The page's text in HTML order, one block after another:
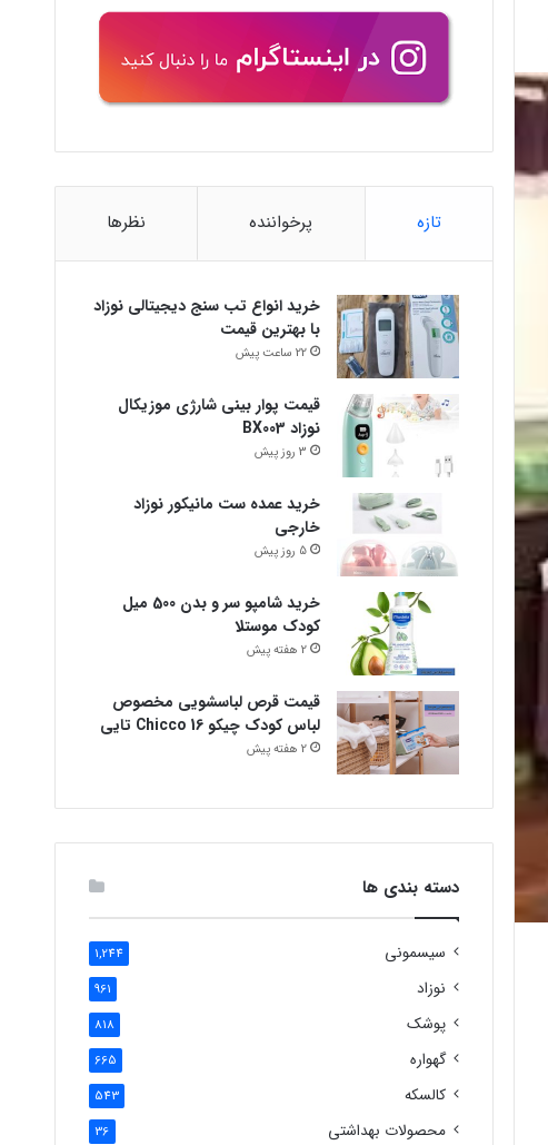
تازه پرخواننده نظرها
خرید انواع تب سنج دیجیتالی نوزاد
با بهترین قیمت
22 ساعت پیش
قیمت پوار بینی شارژی موزیکال
نوزاد BX003
3 روز پیش
خرید عمده ست مانیکور نوزاد
خارجی
5 روز پیش
خرید شامپو سر و بدن 500 میل
کودک موستلا
2 هفته پیش
قیمت قرص لباسشویی مخصوص
لباس کودک چیکو Chicco 16 تایی
2 هفته پیش
دسته بندی ها
سیسمونی 1,244
نوزاد 961
پوشک 818
گهواره 665
کالسکه 543
محصولات بهداشتی 36